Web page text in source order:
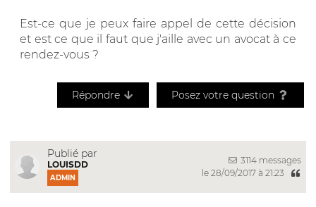
Est-ce que je peux faire appel de cette décision
et est ce que il faut que j'aille avec un avocat à ce
rendez-vous ?
Répondre Posez votre question
Publié par
LOUISDD
ADMIN
3114 messages
le 28/09/2017 à 21:23